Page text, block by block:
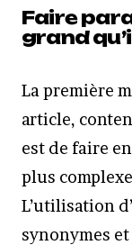
Faire
grand
La première
article,
est de faire
plus
L’utilisation
synonymes